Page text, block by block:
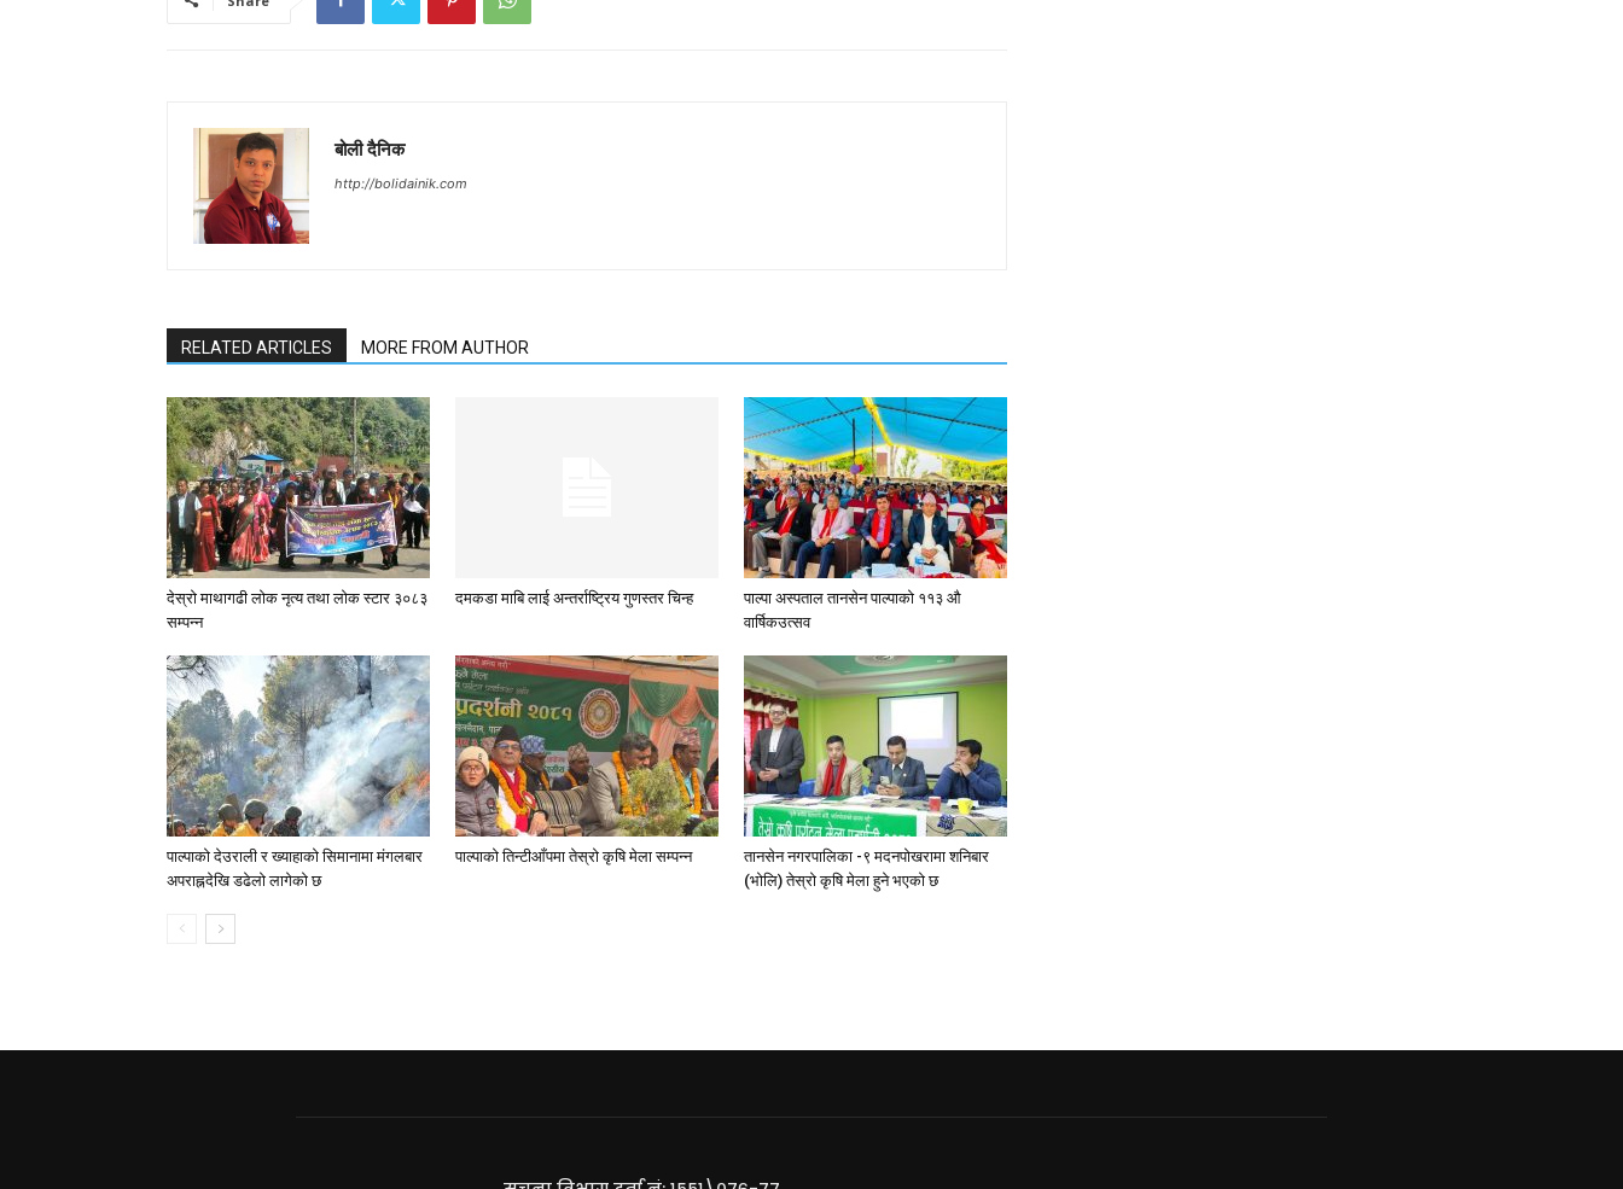
बोली दैनिक
http://bolidainik.com
RELATED ARTICLES MORE FROM AUTHOR
देस्राे माथागढी लाेक नृत्य तथा लाेक स्टार ३०८३
सम्पन्न
दमकडा माबि लाई अन्तर्राष्ट्रिय गुणस्तर चिन्ह
पाल्पा अस्पताल तानसेन पाल्पाको ११३ औ
वार्षिकउत्सव
पाल्पाको देउराली र ख्याहाको सिमानामा मंगलबार
अपराह्नदेखि डढेलो लागेको छ
पाल्पाको तिन्टीआँपमा तेस्रो कृषि मेला सम्पन्न
तानसेन नगरपालिका -९ मदनपोखरामा शनिबार
(भोलि) तेस्रो कृषि मेला हुने भएको छ